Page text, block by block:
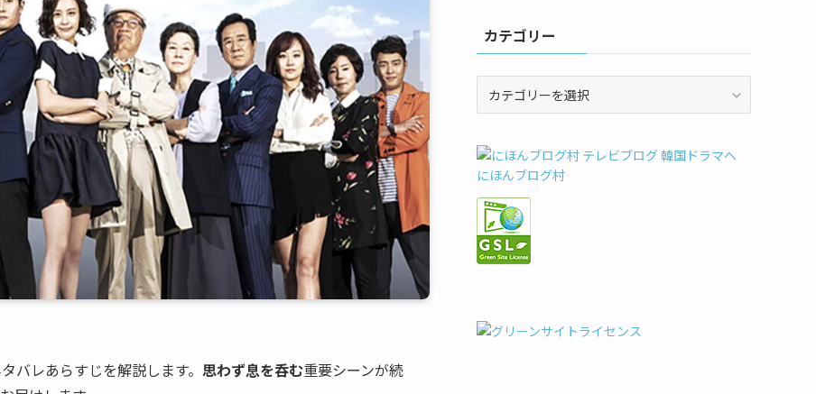
バレあらすじを解説します。 思わず息を呑む重要シーンが続
カテゴリー
リ
ー
にほんブログ村